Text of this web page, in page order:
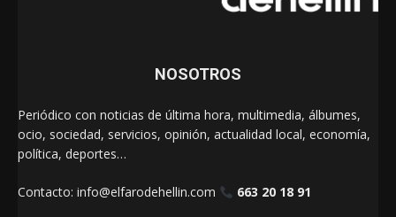
NOSOTROS
Periódico con noticias de última hora, multimedia, álbumes,
ocio, sociedad, servicios, opinión, actualidad local, economía,
política, deportes…
Contacto: info@elfarodehellin.com 663 20 18 91